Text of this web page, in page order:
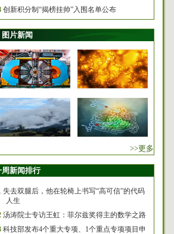
创新积分制“揭榜挂帅”入围名单公布
图片新闻
>>更多
周新闻排行
失去双腿后，他在轮椅上书写“高可信”的代码
人生
汤涛院士专访王虹：菲尔兹奖得主的数学之路
科技部发布4个重大专项、1个重点专项项目申